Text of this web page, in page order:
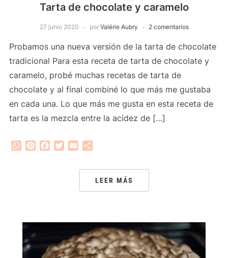
Tarta de chocolate y caramelo
27 junio 2020 por Valérie Aubry 2 comentarios
Probamos una nueva versión de la tarta de chocolate
tradicional Para esta receta de tarta de chocolate y
caramelo, probé muchas recetas de tarta de
chocolate y al final combiné lo que más me gustaba
en cada una. Lo que más me gusta en esta receta de
tarta es la mezcla entre la acidez de […]
WhatsApp
PinterestFacebook
Twitter
Email
LEER MÁS